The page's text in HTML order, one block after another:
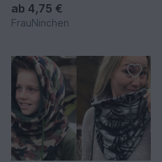
ab 4,75 €
FrauNinchen